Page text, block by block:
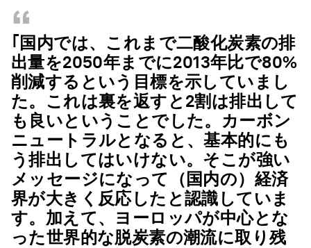
“
｢国内では、これまで二酸化炭素の排
出量を2050年までに2013年比で80%
削減するという目標を示していまし
た。これは裏を返すと2割は排出して
も良いということでした。カーボン
ニュートラルとなると、基本的にも
う排出してはいけない。そこが強い
メッセージになって（国内の）経済
界が大きく反応したと認識していま
す。加えて、ヨーロッパが中心とな
った世界的な脱炭素の潮流に取り残